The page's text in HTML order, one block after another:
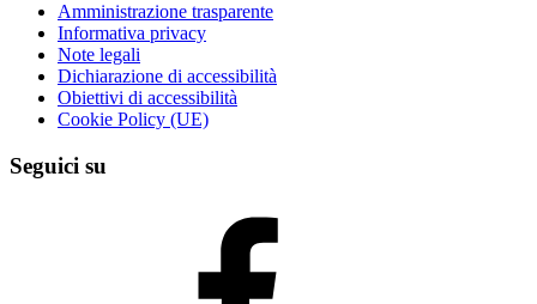
Amministrazione trasparente
Informativa privacy
Note legali
Dichiarazione di accessibilità
Obiettivi di accessibilità
Cookie Policy (UE)
Seguici su